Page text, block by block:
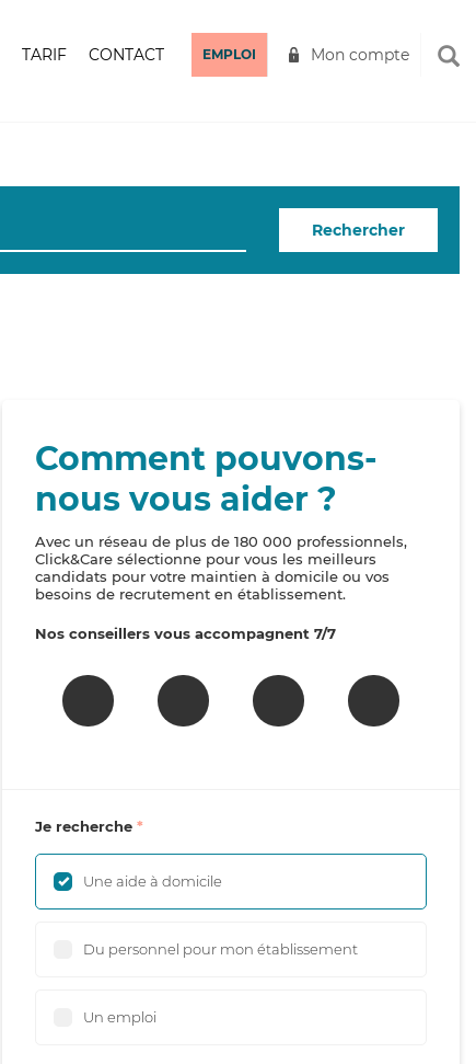
TARIF CONTACT EMPLOI Mon compte
Rechercher
Comment pouvons-
nous vous aider ?
Avec un réseau de plus de 180 000 professionnels,
Click&Care sélectionne pour vous les meilleurs
candidats pour votre maintien à domicile ou vos
besoins de recrutement en établissement.
Nos conseillers vous accompagnent 7/7
Je recherche
Une aide à domicile
Du personnel pour mon établissement
Un emploi